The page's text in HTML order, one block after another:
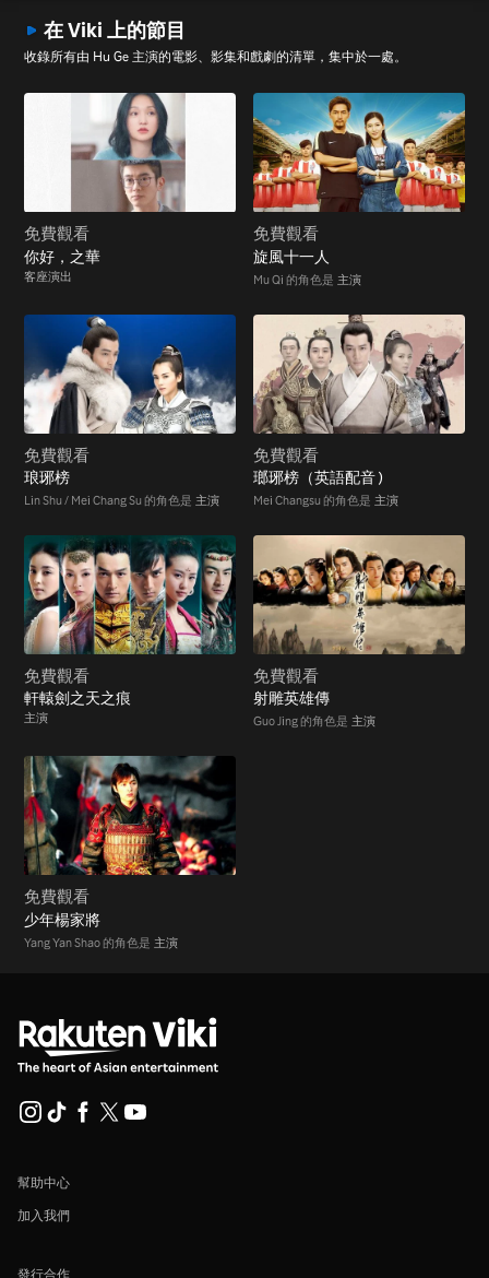
在 Viki 上的節目
收錄所有由 Hu Ge 主演的電影、影集和戲劇的清單，集中於一處。
免費觀看
你好，之華
客座演出
免費觀看
旋風十一人
Mu Qi 的角色是 主演
免費觀看
琅琊榜
Lin Shu / Mei Chang Su 的角色是 主演
免費觀看
瑯琊榜（英語配音 )
Mei Changsu 的角色是 主演
免費觀看
軒轅劍之天之痕
主演
免費觀看
射雕英雄傳
Guo Jing 的角色是 主演
免費觀看
少年楊家將
Yang Yan Shao 的角色是 主演
幫助中心
加入我們
發行合作